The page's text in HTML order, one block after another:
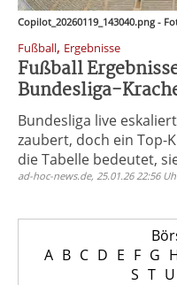
Copilot_20260119_143040.png -
Fußball, Ergebnisse
Fußball
Bundesliga-
Bundesliga live
zaubert, doch ein Top-
die Tabelle bedeutet,
ad-hoc-news.de, 25.01.26 22:56
A B C D E F G
S T U